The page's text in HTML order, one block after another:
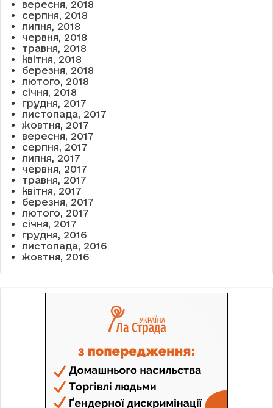
вересня, 2018
серпня, 2018
липня, 2018
червня, 2018
травня, 2018
квітня, 2018
березня, 2018
лютого, 2018
січня, 2018
грудня, 2017
листопада, 2017
жовтня, 2017
вересня, 2017
серпня, 2017
липня, 2017
червня, 2017
травня, 2017
квітня, 2017
березня, 2017
лютого, 2017
січня, 2017
грудня, 2016
листопада, 2016
жовтня, 2016